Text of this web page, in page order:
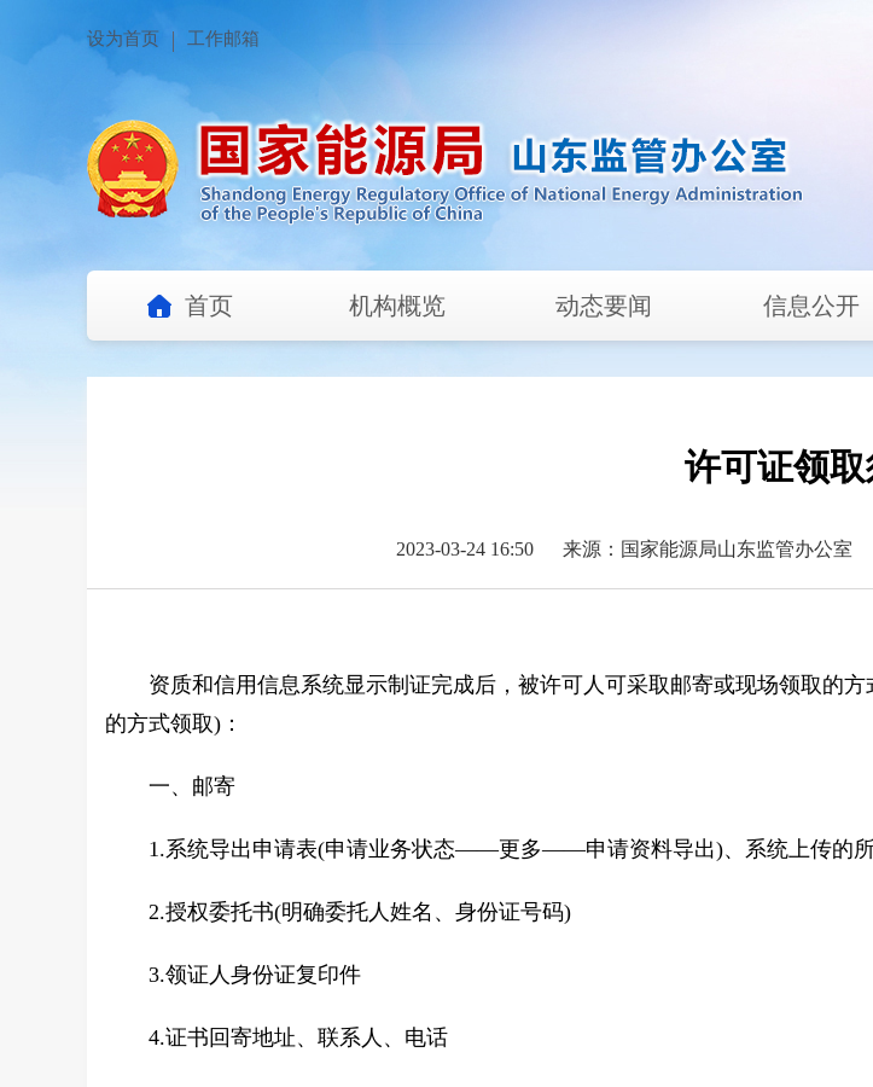
设为首页 工作邮箱
首页 机构概览 动态要闻 信息公开
许可证领
2023-03-24 16:50 来源：国家能源局山东监管办公室
资质和信用信息系统显示制证完成后，被许可人可采取邮寄或现场领取的
的方式领取)：
一、邮寄
1.系统导出申请表(申请业务状态——更多——申请资料导出)、系统上传的
2.授权委托书(明确委托人姓名、身份证号码)
3.领证人身份证复印件
4.证书回寄地址、联系人、电话